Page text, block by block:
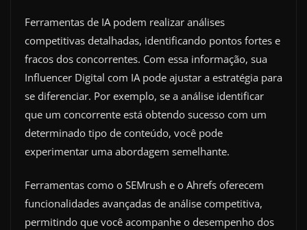
Ferramentas de IA podem realizar análises
competitivas detalhadas, identificando pontos fortes e
fracos dos concorrentes. Com essa informação, sua
Influencer Digital com IA pode ajustar a estratégia para
se diferenciar. Por exemplo, se a análise identificar
que um concorrente está obtendo sucesso com um
determinado tipo de conteúdo, você pode
experimentar uma abordagem semelhante.
Ferramentas como o SEMrush e o Ahrefs oferecem
funcionalidades avançadas de análise competitiva,
permitindo que você acompanhe o desempenho dos